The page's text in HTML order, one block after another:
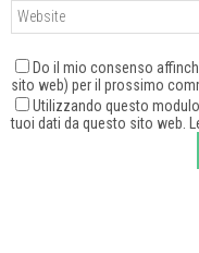
Do il mio consenso
sito web) per il prossimo
Utilizzando questo
tuoi dati da questo sito web.